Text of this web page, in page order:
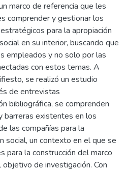
marco de referencia que les
comprender y gestionar los
para la apropiación
en su interior, buscando que
empleados y no solo por las
con estos temas. A
se realizó un estudio
de entrevistas
bibliográfica, se comprenden
barreras existentes en los
las compañías para la
social, un contexto en el que se
para la construcción del marco
de investigación. Con